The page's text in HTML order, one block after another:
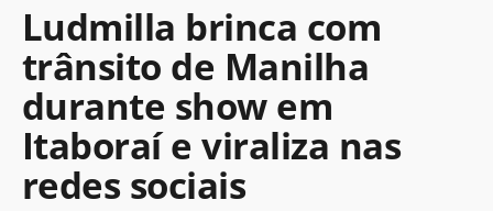
Ludmilla brinca com
trânsito de Manilha
durante show em
Itaboraí e viraliza nas
redes sociais